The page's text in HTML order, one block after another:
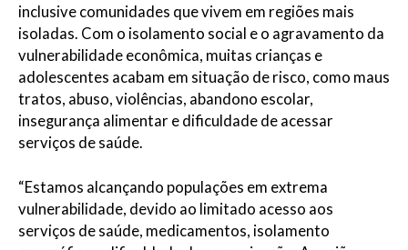
inclusive comunidades que vivem em regiões mais
isoladas. Com o isolamento social e o agravamento da
vulnerabilidade econômica, muitas crianças e
adolescentes acabam em situação de risco, como maus
tratos, abuso, violências, abandono escolar,
insegurança alimentar e dificuldade de acessar
serviços de saúde.
“Estamos alcançando populações em extrema
vulnerabilidade, devido ao limitado acesso aos
serviços de saúde, medicamentos, isolamento